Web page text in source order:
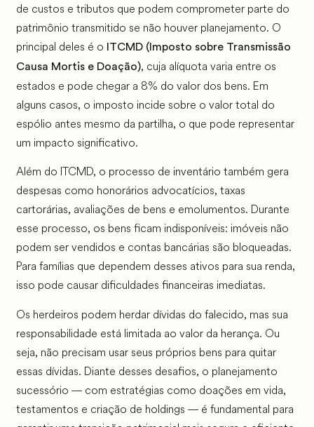
de custos e tributos que podem comprometer parte do
patrimônio transmitido se não houver planejamento. O
principal deles é o
ITCMD (Imposto sobre Transmissão
Causa Mortis e Doação), cuja alíquota varia entre os
estados e pode chegar a 8% do valor dos bens. Em
alguns casos, o imposto incide sobre o valor total do
espólio antes mesmo da partilha, o que pode representar
um impacto significativo.
Além do ITCMD, o processo de inventário também gera
despesas como honorários advocatícios, taxas
cartorárias, avaliações de bens e emolumentos. Durante
esse processo, os bens ficam indisponíveis: imóveis não
podem ser vendidos e contas bancárias são bloqueadas.
Para famílias que dependem desses ativos para sua renda,
isso pode causar dificuldades financeiras imediatas.
Os herdeiros podem herdar dívidas do falecido, mas sua
responsabilidade está limitada ao valor da herança. Ou
seja, não precisam usar seus próprios bens para quitar
essas dívidas. Diante desses desafios, o planejamento
sucessório — com estratégias como doações em vida,
testamentos e criação de holdings — é fundamental para